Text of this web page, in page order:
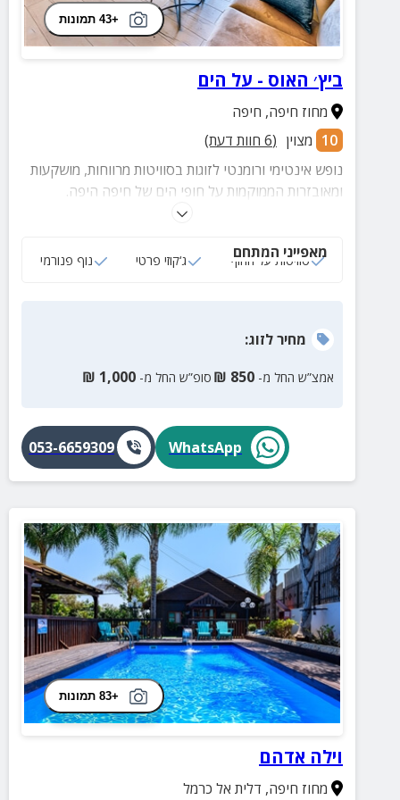
+43 תמונות
ביץ׳ האוס - על הים
מחוז חיפה, חיפה
10 מצוין (
6 חוות דעת)
נופש אינטימי ורומנטי לזוגות בסוויטות מרווחות, מושקעות
ומאובזרות הממוקמות על חופי הים של חיפה היפה.
בסוויטות תיהנו מחדר שינה גדו, ג'קוזי מפנק עם נוף לים,
מאפייני המתחם
סוויטות על החוף ג‘קוזי פרטי נוף פנורמי
מחירלזוג:
אמצ”ש החל מ- 850
₪ סופ”ש החל מ- 1,000
₪
WhatsApp
053-6659309
+83 תמונות
וילה אדהם
מחוז חיפה, דלית אל כרמל